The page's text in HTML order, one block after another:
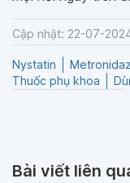
Cập nhật: 22-07-
Nystatin
Thuốc phụ khoa
Bài viết liên